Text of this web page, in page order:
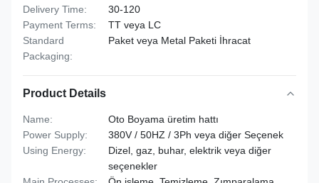
Delivery Time:
30-120
Payment Terms:
TT veya LC
Standard
Packaging:
Paket veya Metal Paketi İhracat
Product Details
Name:
Oto Boyama üretim hattı
Power Supply:
380V / 50HZ / 3Ph veya diğer Seçenek
Using Energy:
Dizel, gaz, buhar, elektrik veya diğer
seçenekler